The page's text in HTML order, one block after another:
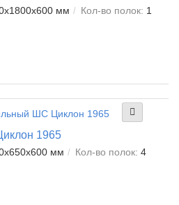
мм Кол-во полок: 1
1965
мм Кол-во полок: 4